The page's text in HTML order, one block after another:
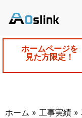
ホームページを
見た方限定！
ホーム » 工事実績 »